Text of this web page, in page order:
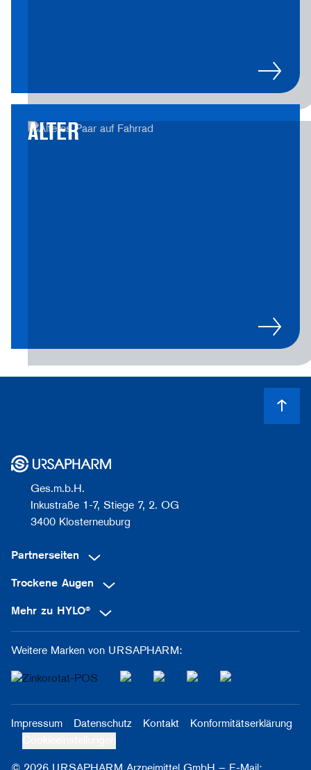
ALTER
Ges.m.b.H.
Inkustraße 1-7, Stiege 7, 2. OG
3400 Klosterneuburg
Partnerseiten
Trockene Augen
Mehr zu HYLO®
Weitere Marken von URSAPHARM:
Impressum Datenschutz Kontakt
Konformitätserklärung